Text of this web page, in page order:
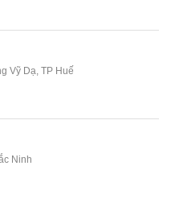
Vỹ Dạ, TP Huế
Ninh